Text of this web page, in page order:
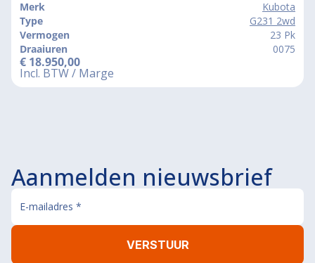
Merk
Kubota
Type
G231 2wd
Vermogen
23 Pk
Draaiuren
0075
€ 18.950,00
Incl. BTW / Marge
Aanmelden nieuwsbrief